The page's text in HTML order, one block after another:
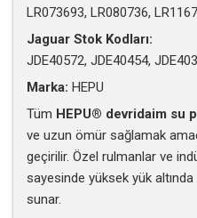
LR073693, LR080736,
Jaguar Stok Kodları:
JDE40572, JDE40454,
Marka: HEPU
Tüm HEPU® devridaim su
ve uzun ömür sağlamak
geçirilir. Özel rulmanlar ve
sayesinde yüksek yük
sunar.